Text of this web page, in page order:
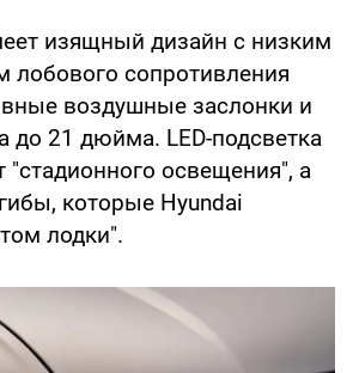
изящный дизайн с низким
лобового сопротивления
воздушные заслонки и
до 21 дюйма. LED-подсветка
"стадионного освещения", а
которые Hyundai
лодки".